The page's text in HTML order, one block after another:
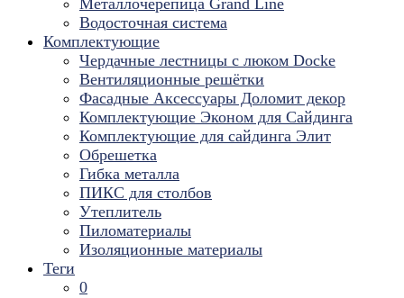
Металлочерепица Grand Line
Водосточная система
Комплектующие
Чердачные лестницы с люком Docke
Вентиляционные решётки
Фасадные Аксессуары Доломит декор
Комплектующие Эконом для Сайдинга
Комплектующие для cайдинга Элит
Обрешетка
Гибка металла
ПИКС для столбов
Утеплитель
Пиломатериалы
Изоляционные материалы
Теги
0